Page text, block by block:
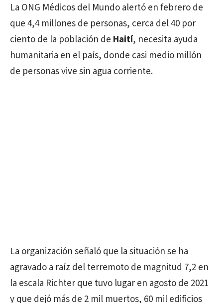
La ONG Médicos del Mundo alertó en febrero de
que 4,4 millones de personas, cerca del 40 por
ciento de la población de Haití, necesita ayuda
humanitaria en el país, donde casi medio millón
de personas vive sin agua corriente.
La organización señaló que la situación se ha
agravado a raíz del terremoto de magnitud 7,2 en
la escala Richter que tuvo lugar en agosto de 2021
y que dejó más de 2 mil muertos, 60 mil edificios